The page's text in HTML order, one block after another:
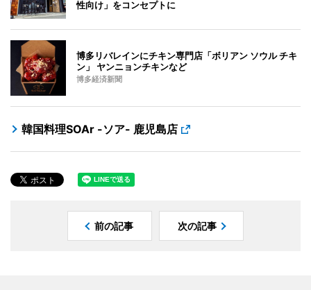
性向け」をコンセプトに
博多リバレインにチキン専門店「ボリアン ソウル チキ
ン」 ヤンニョンチキンなど
博多経済新聞
韓国料理SOAr -ソア- 鹿児島店
前の記事 次の記事